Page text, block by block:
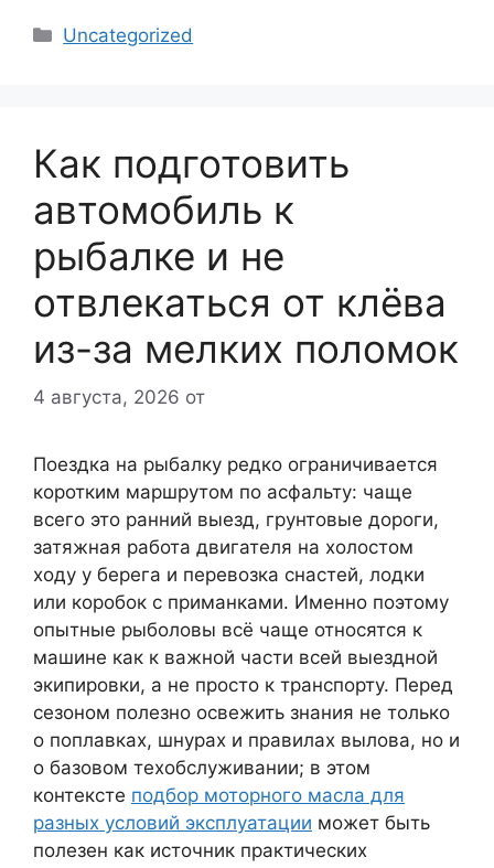
Рубрики
Uncategorized
Как подготовить
автомобиль к
рыбалке и не
отвлекаться от клёва
из-за мелких поломок
4 августа, 2026 от
Поездка на рыбалку редко ограничивается
коротким маршрутом по асфальту: чаще
всего это ранний выезд, грунтовые дороги,
затяжная работа двигателя на холостом
ходу у берега и перевозка снастей, лодки
или коробок с приманками. Именно поэтому
опытные рыболовы всё чаще относятся к
машине как к важной части всей выездной
экипировки, а не просто к транспорту. Перед
сезоном полезно освежить знания не только
о поплавках, шнурах и правилах вылова, но и
о базовом техобслуживании; в этом
контексте подбор моторного масла для
разных условий эксплуатации может быть
полезен как источник практических